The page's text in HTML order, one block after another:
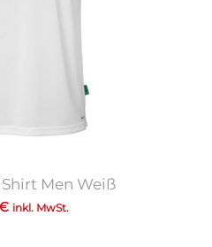
Men Weiß
inkl. MwSt.